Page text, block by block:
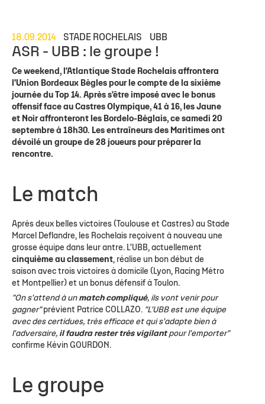
18.09.2014 STADE ROCHELAIS UBB
ASR - UBB : le groupe !
Ce weekend, l'Atlantique Stade Rochelais affrontera
l'Union Bordeaux Bègles pour le compte de la sixième
journée du Top 14. Après s'être imposé avec le bonus
offensif face au Castres Olympique, 41 à 16, les Jaune
et Noir affronteront les Bordelo-Béglais, ce samedi 20
septembre à 18h30. Les entraîneurs des Maritimes ont
dévoilé un groupe de 28 joueurs pour préparer la
rencontre.
Le match
Après deux belles victoires (Toulouse et Castres) au Stade
Marcel Deflandre, les Rochelais reçoivent à nouveau une
grosse équipe dans leur antre. L'UBB, actuellement
cinquième au classement, réalise un bon début de
saison avec trois victoires à domicile (Lyon, Racing Métro
et Montpellier) et un bonus défensif à Toulon.
"On s'attend à un match compliqué, ils vont venir pour
gagner"prévient Patrice COLLAZO. "L'UBB est une équipe
avec des certidues, très efficace et qui s'adapte bien à
l'adversaire, il faudra rester très vigilantpour l'emporter"
confirme Kévin GOURDON.
Le groupe